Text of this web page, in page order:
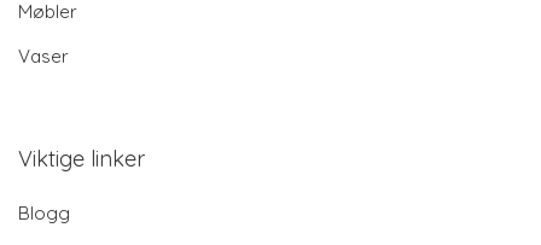
Møbler
Vaser
Viktige linker
Blogg